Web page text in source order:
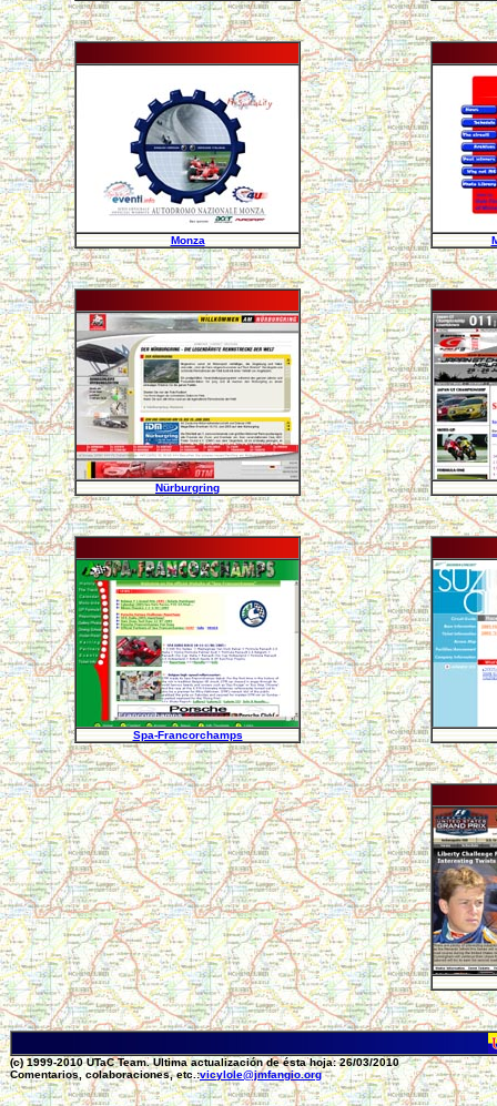
Monza
Nürburgring
Spa-Francorchamps
(c) 1999-2010 UTaC Team. Ultima actualización de ésta hoja: 26/03/2010
Comentarios, colaboraciones, etc.:vicylole@jmfangio.org